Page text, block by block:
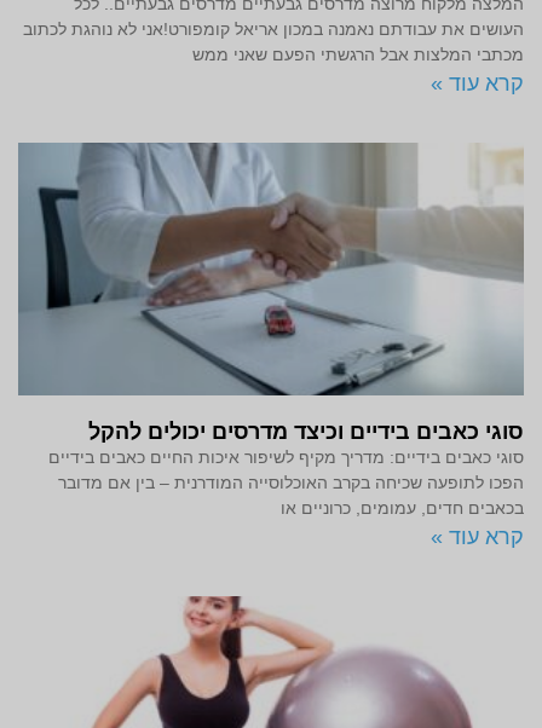
העושים את עבודתם נאמנה במכון אריאל קומפורט!אני לא נוהגת לכתוב
מכתבי המלצות אבל הרגשתי הפעם שאני ממש
קרא עוד »
סוגי כאבים בידיים וכיצד מדרסים יכולים להקל
סוגי כאבים בידיים: מדריך מקיף לשיפור איכות החיים כאבים בידיים
הפכו לתופעה שכיחה בקרב האוכלוסייה המודרנית – בין אם מדובר
בכאבים חדים, עמומים, כרוניים או
קרא עוד »